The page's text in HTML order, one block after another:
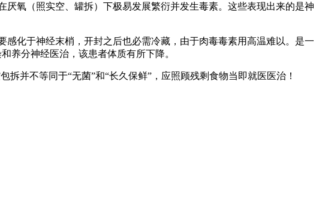
氧（照实空、罐拆）下极易发展繁衍并发生毒素。这些表现出来的是神
化于神经末梢，开封之后也必需冷藏，由于肉毒毒素用高温难以。是一
养分神经医治，该患者体质有所下降。
并不等同于“无菌”和“长久保鲜”，应照顾残剩食物当即就医医治！